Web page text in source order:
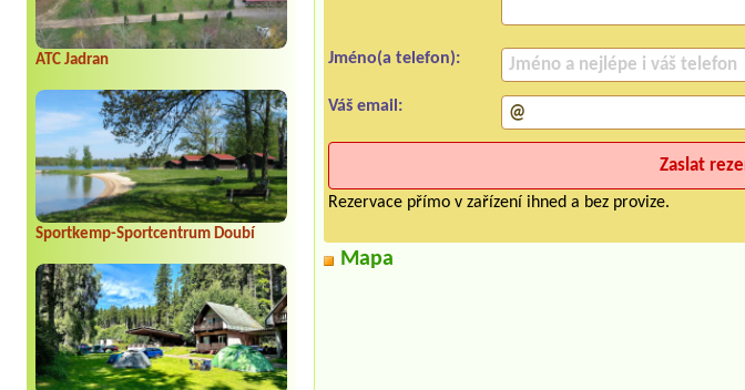
ATC Jadran
Sportkemp-Sportcentrum Doubí
Jméno(a telefon):
Váš email:
Rezervace přímo v zařízení ihned a bez provize.
Mapa